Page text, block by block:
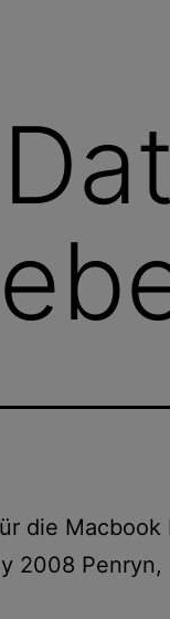
die
2008